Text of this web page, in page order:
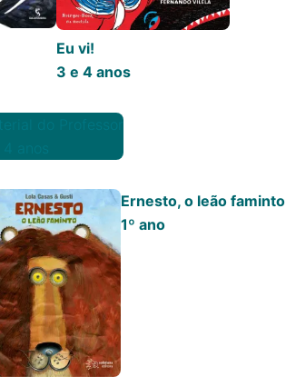
Eu vi!
3 e 4 anos
do Professor
Ernesto, o leão faminto
1º ano